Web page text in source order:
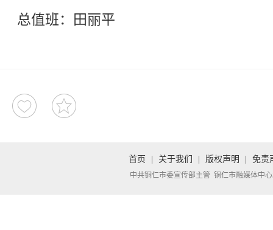
总值班：田丽平
首页 关于我们 版权声明 免责
中共铜仁市委宣传部主管 铜仁市融媒体中心